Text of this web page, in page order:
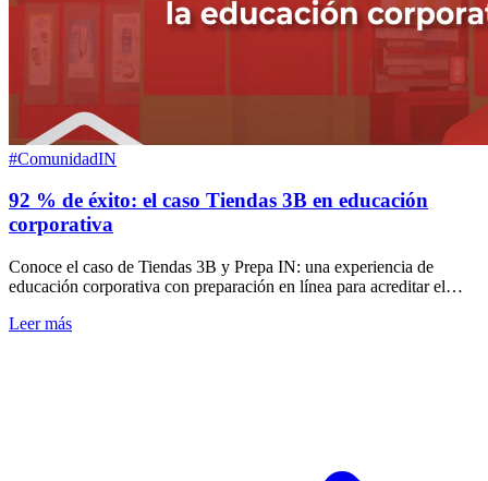
#ComunidadIN
92 % de éxito: el caso Tiendas 3B en educación
corporativa
Conoce el caso de Tiendas 3B y Prepa IN: una experiencia de
educación corporativa con preparación en línea para acreditar el
Leer más